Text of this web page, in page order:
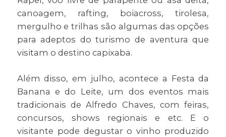
canoagem, rafting, boiacross, tirolesa,
mergulho e trilhas são algumas das opções
para adeptos do turismo de aventura que
visitam o destino capixaba.
Além disso, em julho, acontece a Festa da
Banana e do Leite, um dos eventos mais
tradicionais de Alfredo Chaves, com feiras,
concursos, shows regionais e etc. E o
visitante pode degustar o vinho produzido